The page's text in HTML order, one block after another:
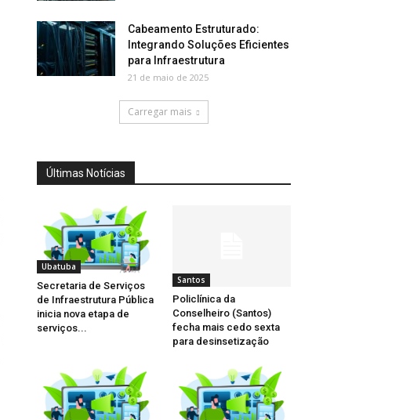
Cabeamento Estruturado:
Integrando Soluções Eficientes
para Infraestrutura
21 de maio de 2025
Carregar mais
Últimas Notícias
Ubatuba
Secretaria de Serviços
de Infraestrutura Pública
inicia nova etapa de
serviços...
Santos
Policlínica da
Conselheiro (Santos)
fecha mais cedo sexta
para desinsetização